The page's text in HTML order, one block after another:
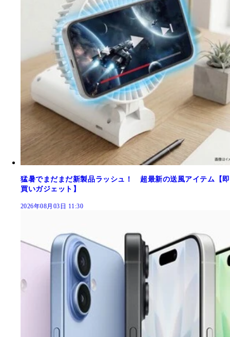
猛暑でまだまだ新製品ラッシュ！ 超最新の送風アイテム【即
買いガジェット】
2026年08月03日 11:30